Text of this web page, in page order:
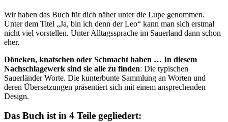
Wir haben das Buch für dich näher unter die Lupe genommen.
Unter dem Titel „Ja, bin ich denn der Leo“ kann man sich erstmal
nicht viel vorstellen. Unter Alltagssprache im Sauerland dann schon
eher.
Döneken, knatschen oder Schmacht haben … In diesem
Nachschlagewerk sind sie alle zu finden: Die typischen
Sauerländer Worte. Die kunterbunte Sammlung an Worten und
deren Übersetzungen präsentiert sich mit einem ansprechenden
Design.
Das Buch ist in 4 Teile gegliedert: